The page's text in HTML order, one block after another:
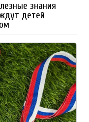
знания
детей